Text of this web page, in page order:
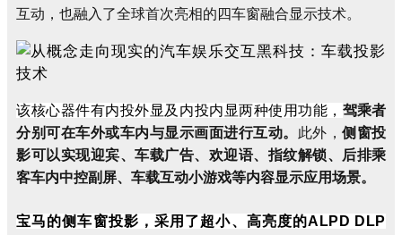
互动，也融入了全球首次亮相的四车窗融合显示技术。
该核心器件有内投外显及内投内显两种使用功能， 驾乘者
分别可在车外或车内与显示画面进行互动。 此外， 侧窗投
影可以实现迎宾、车载广告、欢迎语、指纹解锁、后排乘
客车内中控副屏、车载互动小游戏等内容显示应用场景。
宝马的侧车窗投影，采用了超小、高亮度的ALPD DLP